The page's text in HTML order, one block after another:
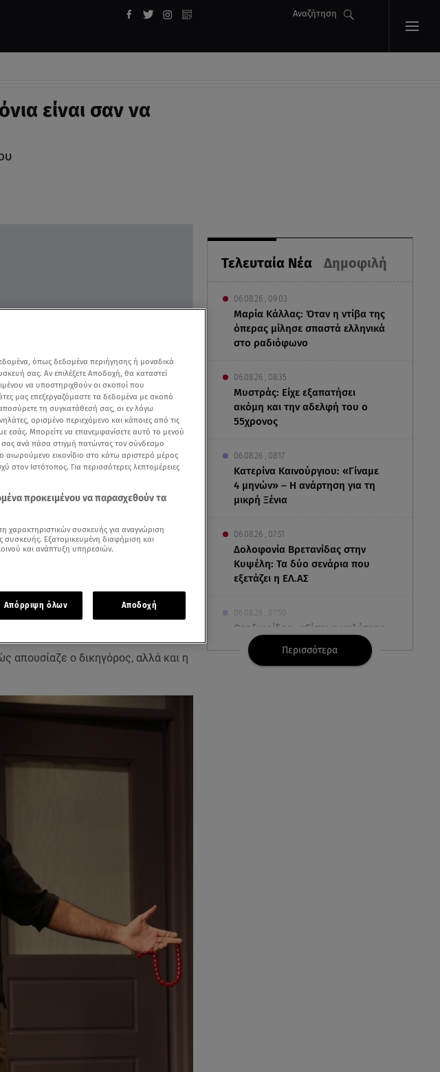
Αναζήτηση
είναι σαν να
Τελευταία Νέα Δημοφιλή
06.08.26 , 09:03
Μαρία Κάλλας: Όταν η ντίβα της
όπερας μίλησε σπαστά ελληνικά
στο ραδιόφωνο
06.08.26 , 08:35
Μυστράς: Είχε εξαπατήσει
ακόμη και την αδελφή του ο
55χρονος
06.08.26 , 08:17
Κατερίνα Καινούργιου: «Γίναμε
4 μηνών» – Η ανάρτηση για τη
μικρή Ξένια
06.08.26 , 07:51
Δολοφονία Βρετανίδας στην
Κυψέλη: Τα δύο σενάρια που
εξετάζει η ΕΛ.ΑΣ
06.08.26 , 07:50
Θεοδωρίδου: «Είσαι η καλύτερη
μαμά του κόσμου» – Το βίντεο
που έγινε viral
Περισσότερα
αναζήτησης
στο Εφετείο για την έφεση της
κριθεί ένοχος
με ποινή
απουσίαζε ο δικηγόρος, αλλά και η
όπως δεδομένα περιήγησης ή μοναδικά
σας. Αν επιλέξετε Αποδοχή, θα καταστεί
να υποστηριχθούν οι σκοποί που
μας επεξεργαζόμαστε τα δεδομένα με σκοπό
τη συγκατάθεσή σας, οι εν λόγω
ορισμένο περιεχόμενο και κάποιες από τις
εσάς. Μπορείτε να επανεμφανίσετε αυτό το μενού
σας ανά πάσα στιγμή πατώντας τον σύνδεσμο
αιωρούμενο εικονίδιο στο κάτω αριστερό μέρος
στον Ιστότοπος. Για περισσότερες λεπτομέρειες
προκειμένου να παρασχεθούν τα
συσκευής για αναγνώριση
Εξατομικευμένη διαφήμιση και
και ανάπτυξη υπηρεσιών.
Απόρριψη όλων Αποδοχή